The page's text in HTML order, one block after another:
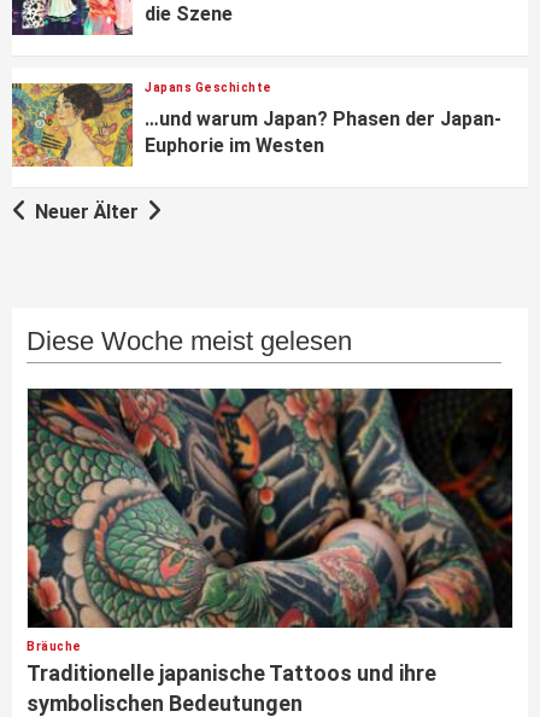
die Szene
Japans Geschichte
…und warum Japan? Phasen der Japan-
Euphorie im Westen
Neuer Älter
Diese Woche meist gelesen
Bräuche
Traditionelle japanische Tattoos und ihre
symbolischen Bedeutungen